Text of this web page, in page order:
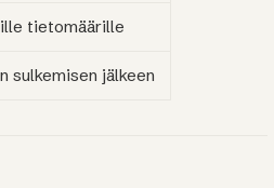
tietomäärille
sulkemisen jälkeen